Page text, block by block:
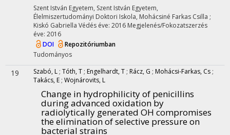
Szent István Egyetem, Szent István Egyetem,
Élelmiszertudományi Doktori Iskola, Mohácsiné Farkas Csilla ;
Kiskó Gabriella Védés éve: 2016 Megjelenés/Fokozatszerzés
éve: 2016
DOI
Repozitóriumban
Tudományos
19 Szabó, L ; Tóth, T ; Engelhardt, T ; Rácz, G ; Mohácsi-Farkas, Cs ;
Takács, E ; Wojnárovits, L
Change in hydrophilicity of penicillins
during advanced oxidation by
radiolytically generated OH compromises
the elimination of selective pressure on
bacterial strains